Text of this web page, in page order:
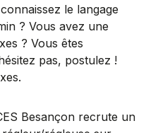
le langage
? Vous avez une
? Vous êtes
pas, postulez !
Besançon recrute un